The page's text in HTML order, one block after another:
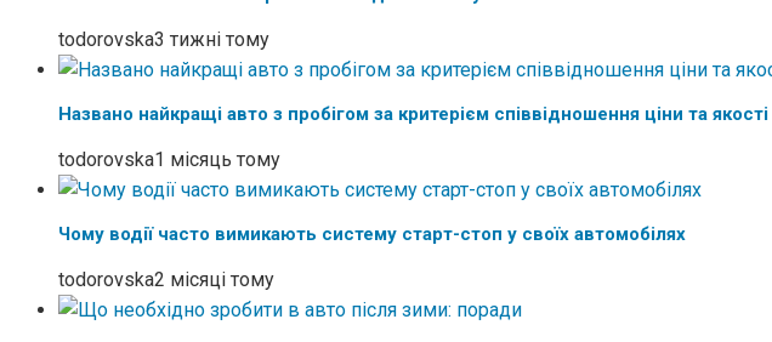
todorovska3 тижні тому
Названо найкращі авто з пробігом за критерієм співвідношення ціни та якості
todorovska1 місяць тому
Чому водії часто вимикають систему старт-стоп у своїх автомобілях
todorovska2 місяці тому